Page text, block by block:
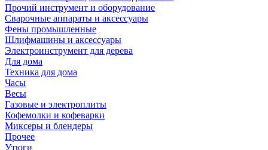
Прочий инструмент и оборудование
Сварочные аппараты и аксессуары
Фены промышленные
Шлифмашины и аксессуары
Электроинструмент для дерева
Для дома
Техника для дома
Часы
Весы
Газовые и электроплиты
Кофемолки и кофеварки
Миксеры и блендеры
Прочее
Утюги